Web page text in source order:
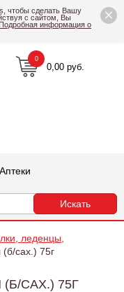
×
чтобы сделать Вашу
с сайтом, Вы
Подробная информация о
0,00 руб.
0
Аптеки
леденцы,
сах.) 75г
САХ.) 75Г